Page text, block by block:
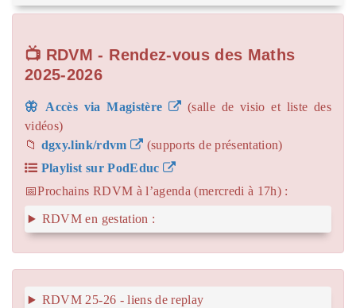
📺 RDVM - Rendez-vous des Maths
2025-2026
🦋 Accès via Magistère
(salle de visio et liste des
vidéos)
📁 dgxy.link/rdvm
(supports de présentation)
Playlist sur PodEduc
📅Prochains RDVM à l’agenda (mercredi à 17h) :
RDVM en gestation :
RDVM 25-26 - liens de replay